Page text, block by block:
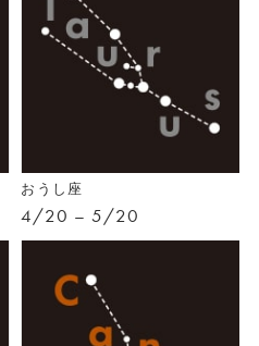
おうし座
4/20 – 5/20